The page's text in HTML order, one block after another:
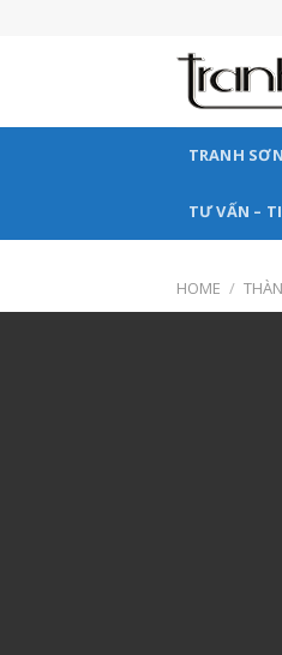
TRANH
TƯ VẤN –
HOME /